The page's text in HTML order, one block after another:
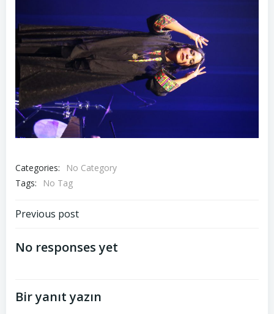
Categories:
No Category
Tags:
No Tag
Post
navigation
Previous post
No responses yet
Bir yanıt yazın